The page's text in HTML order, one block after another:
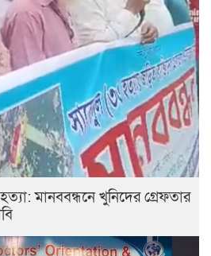
মানববন্ধনে খুনিদের গ্রেফতার